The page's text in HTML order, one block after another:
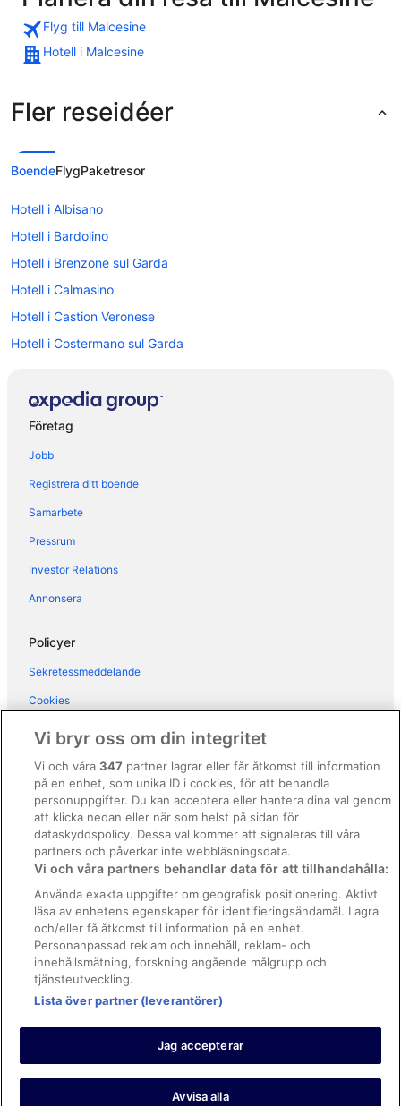
Flyg till Malcesine
Hotell i Malcesine
Fler reseidéer
BoendeFlygPaketresor
Hotell i Albisano
Hotell i Bardolino
Hotell i Brenzone sul Garda
Hotell i Calmasino
Hotell i Castion Veronese
Hotell i Costermano sul Garda
Hotell i Garda
Hotell i Malcesine
Hotell i Navene
Hotell i Sant'Ambrogio di Valpolicella
Företag
Jobb
Registrera ditt boende
Samarbete
Pressrum
Investor Relations
Annonsera
Policyer
Sekretessmeddelande
Cookies
Användarvillkor
Regler och villkor för Vrbo
Tillgänglighetsanpassning
Juridisk information/Kontakta oss
Riktlinjer för innehåll och anmäla innehåll
Hjälp
Kontakta oss
Avboka eller ändra din bokning
Boka ett flyg med flygbolagskredit
Återbetalningsprocess och tidslinjer
© 2026 Expedia, Inc., ett företag inom Expedia Group.
https://www.expediagroup.com/ Med ensamrätt. MrJet är ett
varumärke eller registrerat varumärke som tillhör Expedia, Inc.
Vi bryr oss om din integritet
Vi och våra347 partner lagrar eller får åtkomst till information
på en enhet, som unika ID i cookies, för att behandla
personuppgifter. Du kan acceptera eller hantera dina val genom
att klicka nedan eller när som helst på sidan för
dataskyddspolicy. Dessa val kommer att signaleras till våra
partners och påverkar inte webbläsningsdata.
Vi och våra partners behandlar data för att tillhandahålla:
Använda exakta uppgifter om geografisk positionering. Aktivt
läsa av enhetens egenskaper för identifieringsändamål. Lagra
och/eller få åtkomst till information på en enhet.
Personanpassad reklam och innehåll, reklam- och
innehållsmätning, forskning angående målgrupp och
tjänsteutveckling.
Lista över partner (leverantörer)
Jag accepterar
Avvisa alla